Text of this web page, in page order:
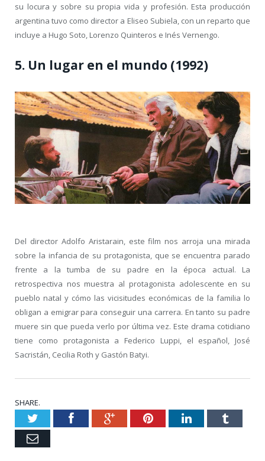
su locura y sobre su propia vida y profesión. Esta producción
argentina tuvo como director a Eliseo Subiela, con un reparto que
incluye a Hugo Soto, Lorenzo Quinteros e Inés Vernengo.
5. Un lugar en el mundo (1992)
Del director Adolfo Aristarain, este film nos arroja una mirada
sobre la infancia de su protagonista, que se encuentra parado
frente a la tumba de su padre en la época actual. La
retrospectiva nos muestra al protagonista adolescente en su
pueblo natal y cómo las vicisitudes económicas de la familia lo
obligan a emigrar para conseguir una carrera. En tanto su padre
muere sin que pueda verlo por última vez. Este drama cotidiano
tiene como protagonista a Federico Luppi, el español, José
Sacristán, Cecilia Roth y Gastón Batyi.
SHARE.
TwitterFacebookGoogle+PinterestLinkedInTumblr
Email